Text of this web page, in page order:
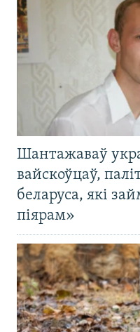
Шантажаваў
вайскоўцаў,
беларуса, які
піярам»